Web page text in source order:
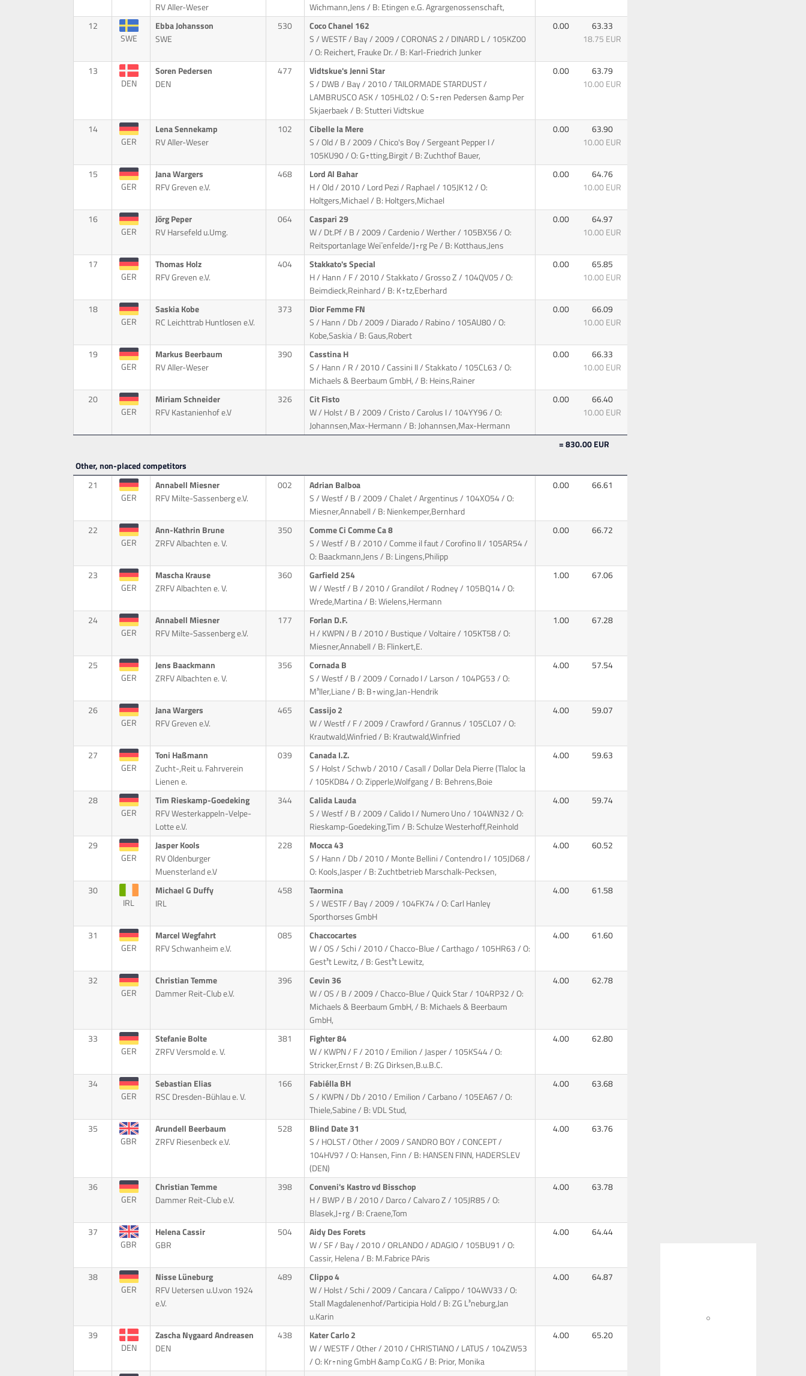
RV Aller-Weser
Wichmann,Jens / B: Etingen e.G. Agrargenossenschaft,
12
SWE
Ebba Johansson
SWE
530
Coco Chanel 162
S / WESTF / Bay / 2009 / CORONAS 2 / DINARD L/ 105KZ00
/ O: Reichert, Frauke Dr. / B: Karl-Friedrich Junker
0.00
63.33
18.75 EUR
13
DEN
Soren Pedersen
DEN
477
Vidtskue's Jenni Star
S / DWB / Bay / 2010 / TAILORMADE STARDUST /
LAMBRUSCO ASK/ 105HL02 / O: S÷ren Pedersen &amp Per
Skjaerbaek / B: Stutteri Vidtskue
0.00
63.79
10.00 EUR
14
GER
Lena Sennekamp
RV Aller-Weser
102
Cibelle la Mere
S / Old / B / 2009 / Chico's Boy / Sergeant Pepper I/
105KU90 / O: G÷tting,Birgit / B: Zuchthof Bauer,
0.00
63.90
10.00 EUR
15
GER
Jana Wargers
RFV Greven e.V.
468
Lord Al Bahar
H / Old / 2010 / Lord Pezi / Raphael/ 105JK12 / O:
Holtgers,Michael / B: Holtgers,Michael
0.00
64.76
10.00 EUR
16
GER
Jörg Peper
RV Harsefeld u.Umg.
064
Caspari 29
W / Dt.Pf / B / 2009 / Cardenio / Werther/ 105BX56 / O:
Reitsportanlage Wei¯enfelde/J÷rg Pe / B: Kotthaus,Jens
0.00
64.97
10.00 EUR
17
GER
Thomas Holz
RFV Greven e.V.
404
Stakkato's Special
H / Hann / F / 2010 / Stakkato / Grosso Z/ 104QV05 / O:
Beimdieck,Reinhard / B: K÷tz,Eberhard
0.00
65.85
10.00 EUR
18
GER
Saskia Kobe
RC Leichttrab Huntlosen e.V.
373
Dior Femme FN
S / Hann / Db / 2009 / Diarado / Rabino/ 105AU80 / O:
Kobe,Saskia / B: Gaus,Robert
0.00
66.09
10.00 EUR
19
GER
Markus Beerbaum
RV Aller-Weser
390
Casstina H
S / Hann / R / 2010 / Cassini II / Stakkato/ 105CL63 / O:
Michaels & Beerbaum GmbH, / B: Heins,Rainer
0.00
66.33
10.00 EUR
20
GER
Miriam Schneider
RFV Kastanienhof e.V
326
Cit Fisto
W / Holst / B / 2009 / Cristo / Carolus I/ 104YY96 / O:
Johannsen,Max-Hermann / B: Johannsen,Max-Hermann
0.00
66.40
10.00 EUR
= 830.00 EUR
Other, non-placed competitors
21
GER
Annabell Miesner
RFV Milte-Sassenberg e.V.
002
Adrian Balboa
S / Westf / B / 2009 / Chalet / Argentinus/ 104XO54 / O:
Miesner,Annabell / B: Nienkemper,Bernhard
0.00 66.61
22
GER
Ann-Kathrin Brune
ZRFV Albachten e. V.
350
Comme Ci Comme Ca 8
S / Westf / B / 2010 / Comme il faut / Corofino II/ 105AR54 /
O: Baackmann,Jens / B: Lingens,Philipp
0.00 66.72
23
GER
Mascha Krause
ZRFV Albachten e. V.
360
Garfield 254
W / Westf / B / 2010 / Grandilot / Rodney/ 105BQ14 / O:
Wrede,Martina / B: Wielens,Hermann
1.00 67.06
24
GER
Annabell Miesner
RFV Milte-Sassenberg e.V.
177
Forlan D.F.
H / KWPN / B / 2010 / Bustique / Voltaire/ 105KT58 / O:
Miesner,Annabell / B: Flinkert,E.
1.00 67.28
25
GER
Jens Baackmann
ZRFV Albachten e. V.
356
Cornada B
S / Westf / B / 2009 / Cornado I / Larson/ 104PG53 / O:
M³ller,Liane / B: B÷wing,Jan-Hendrik
4.00 57.54
26
GER
Jana Wargers
RFV Greven e.V.
465
Cassijo 2
W / Westf / F / 2009 / Crawford / Grannus/ 105CL07 / O:
Krautwald,Winfried / B: Krautwald,Winfried
4.00 59.07
27
GER
Toni Haßmann
Zucht-,Reit u. Fahrverein
Lienen e.
039
Canada I.Z.
S / Holst / Schwb / 2010 / Casall / Dollar Dela Pierre (Tlaloc la
/ 105KD84 / O: Zipperle,Wolfgang / B: Behrens,Boie
4.00 59.63
28
GER
Tim Rieskamp-Goedeking
RFV Westerkappeln-Velpe-
Lotte e.V.
344
Calida Lauda
S / Westf / B / 2009 / Calido I / Numero Uno/ 104WN32 / O:
Rieskamp-Goedeking,Tim / B: Schulze Westerhoff,Reinhold
4.00 59.74
29
GER
Jasper Kools
RV Oldenburger
Muensterland e.V
228
Mocca 43
S / Hann / Db / 2010 / Monte Bellini / Contendro I/ 105JD68 /
O: Kools,Jasper / B: Zuchtbetrieb Marschalk-Pecksen,
4.00 60.52
30
IRL
Michael G Duffy
IRL
458
Taormina
S / WESTF / Bay / 2009/ 104FK74 / O: Carl Hanley
Sporthorses GmbH
4.00 61.58
31
GER
Marcel Wegfahrt
RFV Schwanheim e.V.
085
Chaccocartes
W / OS / Schi / 2010 / Chacco-Blue / Carthago/ 105HR63 / O:
Gest³t Lewitz, / B: Gest³t Lewitz,
4.00 61.60
32
GER
Christian Temme
Dammer Reit-Club e.V.
396
Cevin 36
W / OS / B / 2009 / Chacco-Blue / Quick Star/ 104RP32 / O:
Michaels & Beerbaum GmbH, / B: Michaels & Beerbaum
GmbH,
4.00 62.78
33
GER
Stefanie Bolte
ZRFV Versmold e. V.
381
Fighter 84
W / KWPN / F / 2010 / Emilion / Jasper/ 105KS44 / O:
Stricker,Ernst / B: ZG Dirksen,B.u.B.C.
4.00 62.80
34
GER
Sebastian Elias
RSC Dresden-Bühlau e. V.
166
Fabiélla BH
S / KWPN / Db / 2010 / Emilion / Carbano/ 105EA67 / O:
Thiele,Sabine / B: VDL Stud,
4.00 63.68
35
GBR
Arundell Beerbaum
ZRFV Riesenbeck e.V.
528
Blind Date 31
S / HOLST / Other / 2009 / SANDRO BOY / CONCEPT/
104HV97 / O: Hansen, Finn / B: HANSEN FINN, HADERSLEV
(DEN)
4.00 63.76
36
GER
Christian Temme
Dammer Reit-Club e.V.
398
Conveni's Kastro vd Bisschop
H / BWP / B / 2010 / Darco / Calvaro Z/ 105JR85 / O:
Blasek,J÷rg / B: Craene,Tom
4.00 63.78
37
GBR
Helena Cassir
GBR
504
Aidy Des Forets
W / SF / Bay / 2010 / ORLANDO / ADAGIO/ 105BU91 / O:
Cassir, Helena / B: M.Fabrice PAris
4.00 64.44
38
GER
Nisse Lüneburg
RFV Uetersen u.U.von 1924
e.V.
489
Clippo 4
W / Holst / Schi / 2009 / Cancara / Calippo/ 104WV33 / O:
Stall Magdalenenhof/Participia Hold / B: ZG L³neburg,Jan
u.Karin
4.00 64.87
39
DEN
Zascha Nygaard Andreasen
DEN
438
Kater Carlo 2
W / WESTF / Other / 2010 / CHRISTIANO / LATUS/ 104ZW53
/ O: Kr÷ning GmbH &amp Co.KG / B: Prior, Monika
4.00 65.20